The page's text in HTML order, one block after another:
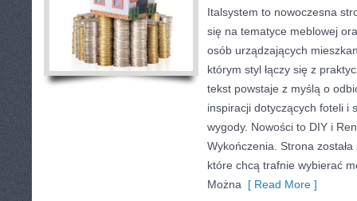
Italsystem to nowoczesna
się na tematyce meblowej
osób urządzających
którym styl łączy się z
tekst powstaje z myślą o
inspiracji dotyczących foteli i
wygody. Nowości to DIY i
Wykończenia. Strona
które chcą trafnie wybierać
Można [ Read More ]